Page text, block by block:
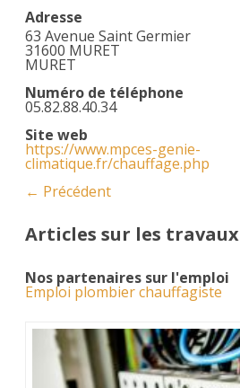
Adresse
63 Avenue Saint Germier
31600 MURET
MURET
Numéro de téléphone
05.82.88.40.34
Site web
https://www.mpces-genie-
climatique.fr/chauffage.php
← Précédent
Articles sur les travaux
Nos partenaires sur l'emploi
Emploi plombier chauffagiste